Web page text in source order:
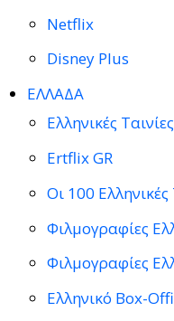
Netflix
Disney Plus
ΕΛΛΑΔΑ
Ελληνικές
Ertflix GR
Οι 100
Φιλμογραφίες
Φιλμογραφίες
Ελληνικό Box-